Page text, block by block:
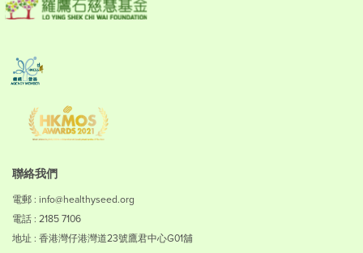
聯絡我們
電郵 : info@healthyseed.org
電話 : 2185 7106
地址 : 香港灣仔港灣道23號鷹君中心G01舖